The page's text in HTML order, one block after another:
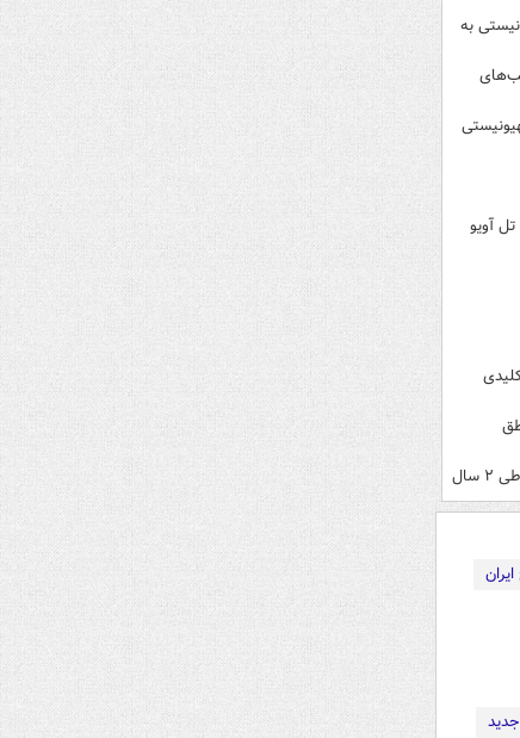
به
صهیونیستی
تل آویو
با ۳ بند کلیدی